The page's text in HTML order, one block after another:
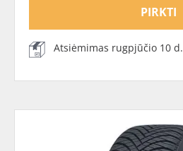
PIRKTI
Atsiėmimas rugpjūčio 10 d.